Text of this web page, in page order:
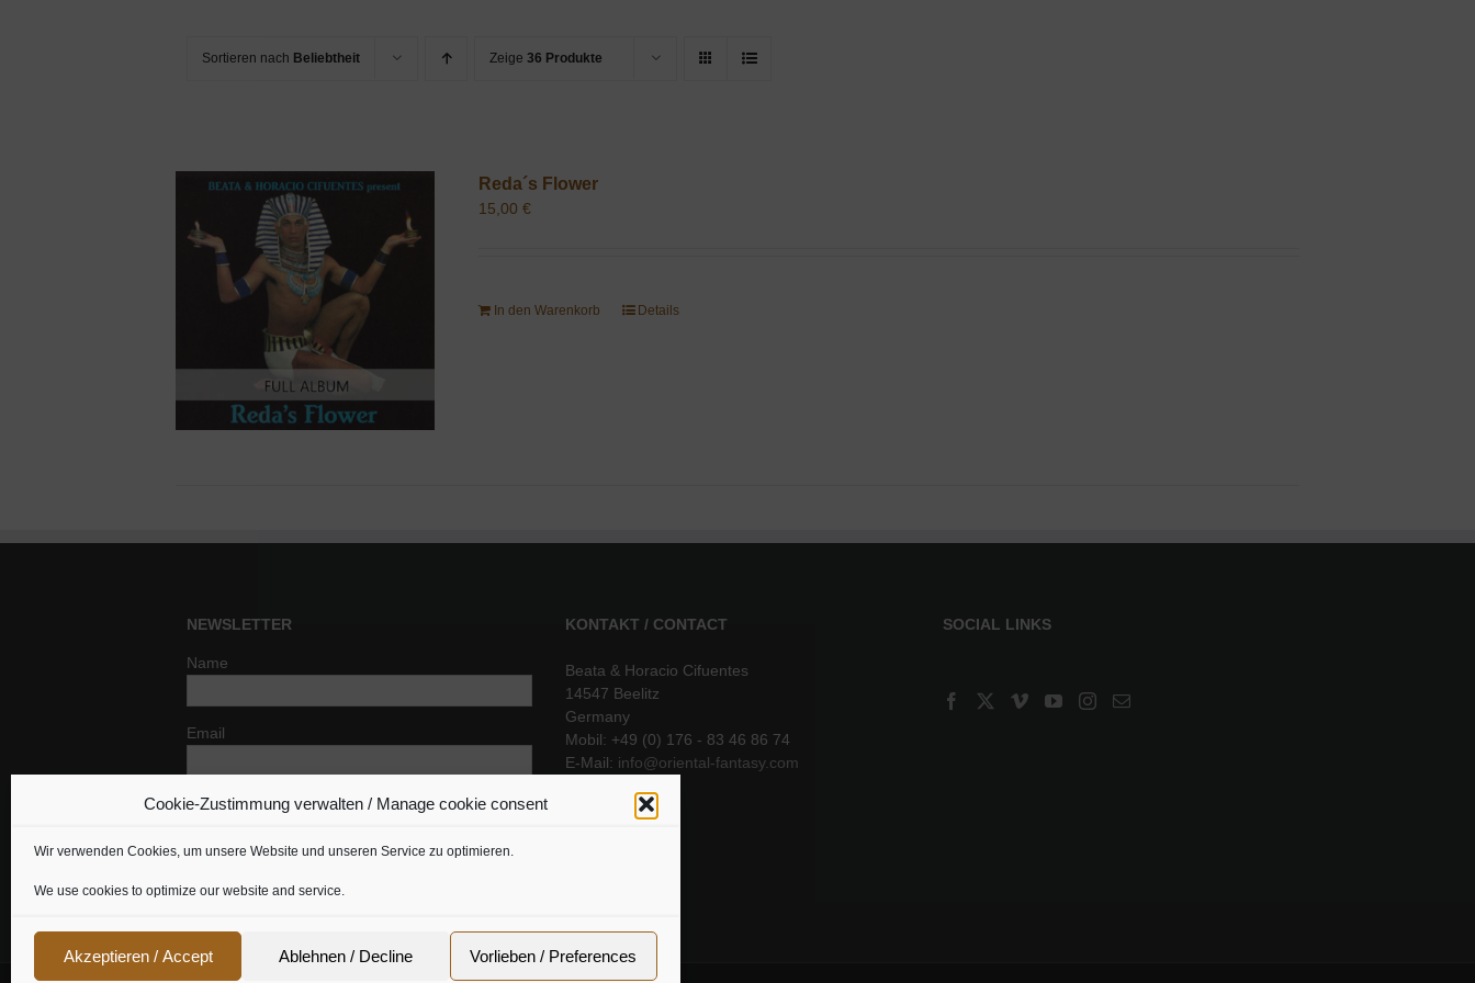
Cookie-Zustimmung verwalten / Manage cookie consent
Wir verwenden Cookies, um unsere Website und unseren Service zu optimieren.
We use cookies to optimize our website and service.
Akzeptieren / Accept Ablehnen / Decline Vorlieben / Preferences
Sortieren nach Beliebtheit Zeige 36 Produkte
Reda´s Flower
15,00€
In den Warenkorb Details
NEWSLETTER
Name
Email
Indem Du fortfährst, akzeptierst Du unsere
KONTAKT / CONTACT
Beata & Horacio Cifuentes
14547 Beelitz
Germany
Mobil: +49 (0) 176 - 83 46 86 74
E-Mail: info@oriental-fantasy.com
SOCIAL LINKS